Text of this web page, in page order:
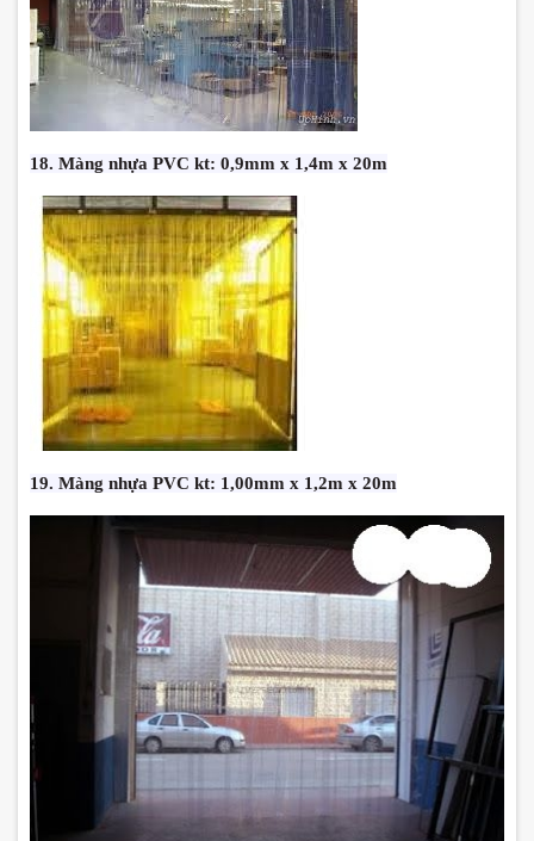
18. Màng nhựa PVC kt: 0,9mm x 1,4m x 20m
19. Màng nhựa PVC kt: 1,00mm x 1,2m x 20m